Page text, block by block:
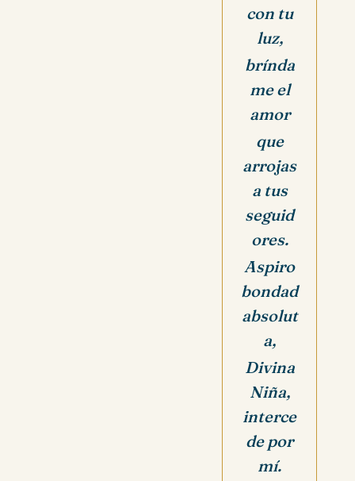
con tu
luz,
brínda
me el
amor
que
arrojas
a tus
seguid
ores.
Aspiro
bondad
absolut
a,
Divina
Niña,
interce
de por
mí.